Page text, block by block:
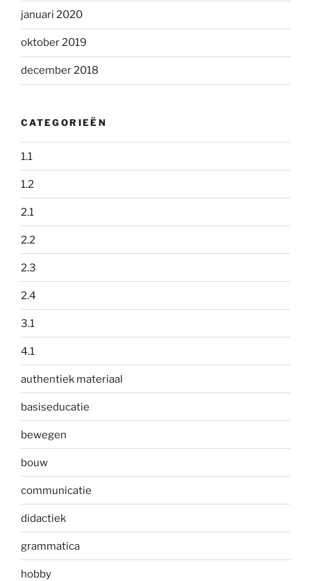
januari 2020
oktober 2019
december 2018
CATEGORIEËN
1.1
1.2
2.1
2.2
2.3
2.4
3.1
4.1
authentiek materiaal
basiseducatie
bewegen
bouw
communicatie
didactiek
grammatica
hobby